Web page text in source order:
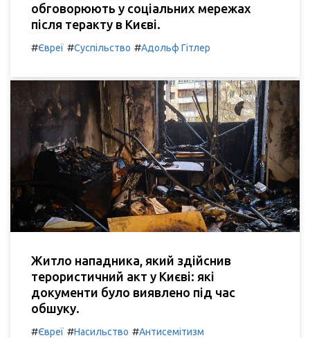
обговорюють у соціальних мережах
після теракту в Києві.
#Євреї #Суспільство #Адольф Гітлер
Житло нападника, який здійснив
терористичний акт у Києві: які
документи було виявлено під час
обшуку.
#Євреї #Насильство #Антисемітизм